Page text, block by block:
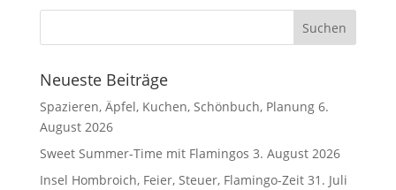
Neueste Beiträge
Spazieren, Äpfel, Kuchen, Schönbuch, Planung 6.
August 2026
Sweet Summer-Time mit Flamingos 3. August 2026
Insel Hombroich, Feier, Steuer, Flamingo-Zeit 31. Juli